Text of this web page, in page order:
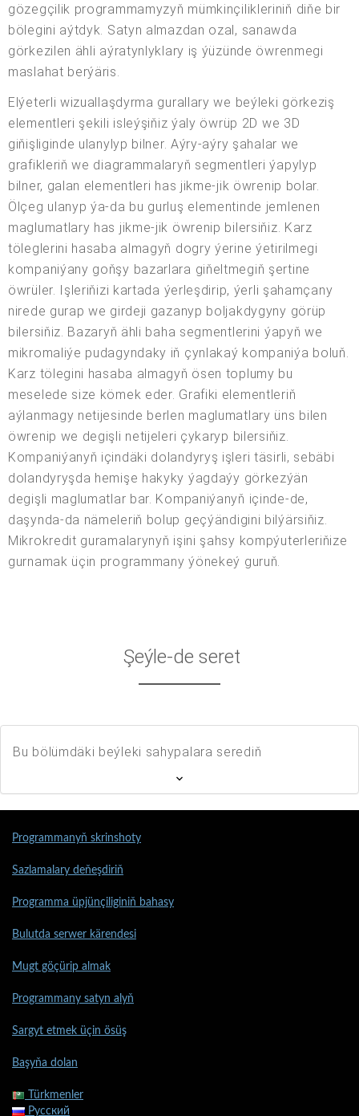
gözegçilik programmamyzyň mümkinçilikleriniň diňe bir
bölegini aýtdyk. Satyn almazdan ozal, sanawda
görkezilen ähli aýratynlyklary iş ýüzünde öwrenmegi
maslahat berýäris.
Elýeterli wizuallaşdyrma gurallary we beýleki görkeziş
elementleri şekili isleýşiňiz ýaly öwrüp 2D we 3D
giňişliginde ulanylyp bilner. Aýry-aýry şahalar we
grafikleriň we diagrammalaryň segmentleri ýapylyp
bilner, galan elementleri has jikme-jik öwrenip bolar.
Ölçeg ulanyp ýa-da bu gurluş elementinde jemlenen
maglumatlary has jikme-jik öwrenip bilersiňiz. Karz
töleglerini hasaba almagyň dogry ýerine ýetirilmegi
kompaniýany goňşy bazarlara giňeltmegiň şertine
öwrüler. Işleriňizi kartada ýerleşdirip, ýerli şahamçany
nirede gurap we girdeji gazanyp boljakdygyny görüp
bilersiňiz. Bazaryň ähli baha segmentlerini ýapyň we
mikromaliýe pudagyndaky iň çynlakaý kompaniýa boluň.
Karz tölegini hasaba almagyň ösen toplumy bu
meselede size kömek eder. Grafiki elementleriň
aýlanmagy netijesinde berlen maglumatlary üns bilen
öwrenip we degişli netijeleri çykaryp bilersiňiz.
Kompaniýanyň içindäki dolandyryş işleri täsirli, sebäbi
dolandyryşda hemişe hakyky ýagdaýy görkezýän
degişli maglumatlar bar. Kompaniýanyň içinde-de,
daşynda-da nämeleriň bolup geçýändigini bilýärsiňiz.
Mikrokredit guramalarynyň işini şahsy kompýuterleriňize
gurnamak üçin programmany ýönekeý guruň.
Şeýle-de seret
Bu bölümdäki beýleki sahypalara serediň
Programmanyň skrinshoty
Sazlamalary deňeşdiriň
Programma üpjünçiliginiň bahasy
Bulutda serwer kärendesi
Mugt göçürip almak
Programmany satyn alyň
Sargyt etmek üçin ösüş
Başyňa dolan
Türkmenler
Русский